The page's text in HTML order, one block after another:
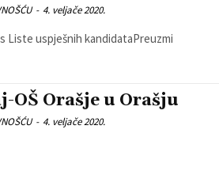
- 4. veljače 2020.
Liste uspješnih kandidataPreuzmi
OŠ Orašje u Orašju
- 4. veljače 2020.